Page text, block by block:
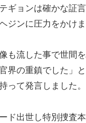
ギョンは確かな証
ジンに圧力をかけま
も流した事で世間
界の重鎮でした」
って発言しました。
ド出世し特別捜査